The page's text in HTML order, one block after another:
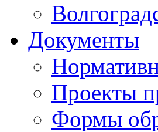
Документы
Проекты
Формы